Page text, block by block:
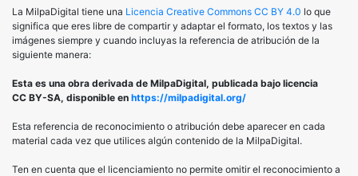
La MilpaDigital tiene una Licencia Creative Commons CC BY 4.0 lo que
significa que eres libre de compartir y adaptar el formato, los textos y las
imágenes siempre y cuando incluyas la referencia de atribución de la
siguiente manera:
Esta es una obra derivada de MilpaDigital, publicada bajo licencia
CC BY-SA, disponible en https://milpadigital.org/
Esta referencia de reconocimiento o atribución debe aparecer en cada
material cada vez que utilices algún contenido de la MilpaDigital.
Ten en cuenta que el licenciamiento no permite omitir el reconocimiento a